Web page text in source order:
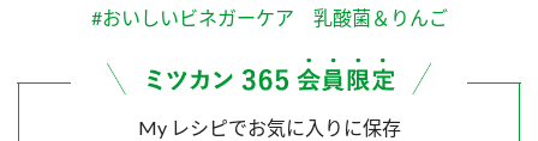
#おいしいビネガーケア 乳酸菌＆りんご
My レシピでお気に入りに保存